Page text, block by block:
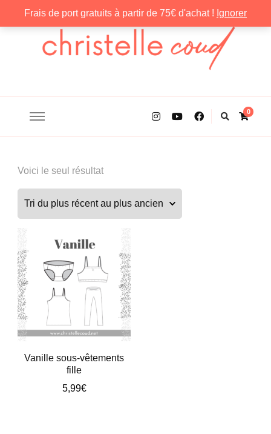
Frais de port gratuits à partir de 75€ d'achat ! Ignorer
0
Voici le seul résultat
Vanille sous-vêtements
fille
5,99€